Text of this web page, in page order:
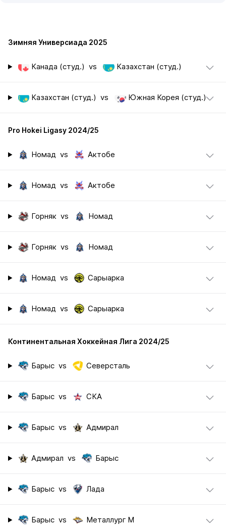
Зимняя Универсиада 2025
Канада (студ.) vs Казахстан (студ.)
Казахстан (студ.) vs Южная Корея (студ.)
Pro Hokei Ligasy 2024/25
Номад vs Актобе
Номад vs Актобе
Горняк vs Номад
Горняк vs Номад
Номад vs Сарыарка
Номад vs Сарыарка
Континентальная Хоккейная Лига 2024/25
Барыс vs Северсталь
Барыс vs СКА
Барыс vs Адмирал
Адмирал vs Барыс
Барыс vs Лада
Барыс vs Металлург М